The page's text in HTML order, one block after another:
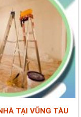
TẠI VŨNG TÀU